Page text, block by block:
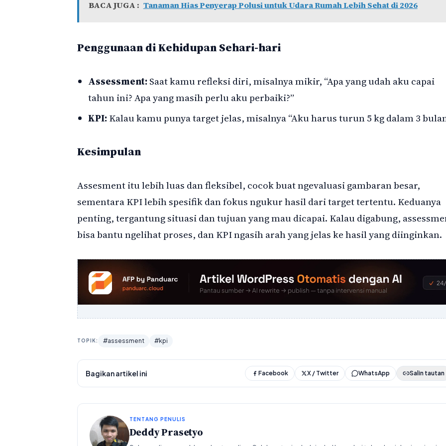
BACA JUGA : Tanaman Hias Penyerap Polusi untuk Udara Rumah Lebih Sehat di 2026
Penggunaan di Kehidupan Sehari-hari
Assessment:Saat kamu refleksi diri, misalnya mikir, “Apa yang udah aku capai
tahun ini? Apa yang masih perlu aku perbaiki?”
KPI:Kalau kamu punya target jelas, misalnya “Aku harus turun 5 kg dalam 3
Kesimpulan
Assesment itu lebih luas dan fleksibel, cocok buat ngevaluasi gambaran besar,
sementara KPI lebih spesifik dan fokus ngukur hasil dari target tertentu. Keduanya
penting, tergantung situasi dan tujuan yang mau dicapai. Kalau digabung,
bisa bantu ngelihat proses, dan KPI ngasih arah yang jelas ke hasil yang diinginkan.
TOPIK: #assessment #kpi
Bagikan artikel ini Facebook X / Twitter WhatsApp Salin tautan
TENTANG PENULIS
Deddy Prasetyo